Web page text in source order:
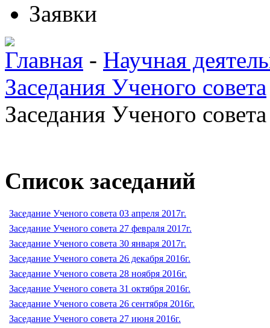
Заявки
Главная - Научная
Заседания Ученого совета
Заседания Ученого
Список заседаний
Заседание Ученого совета 03 апреля 2017г.
Заседание Ученого совета 27 февраля 2017г.
Заседание Ученого совета 30 января 2017г.
Заседание Ученого совета 26 декабря 2016г.
Заседание Ученого совета 28 ноября 2016г.
Заседание Ученого совета 31 октября 2016г.
Заседание Ученого совета 26 сентября 2016г.
Заседание Ученого совета 27 июня 2016г.